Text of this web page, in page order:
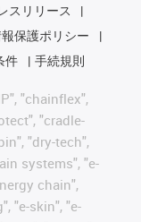
スリリース
保護ポリシー
件 手続規則
"chainflex",
"cradle-
"dry-tech",
systems", "e-
chain",
"e-skin", "e-